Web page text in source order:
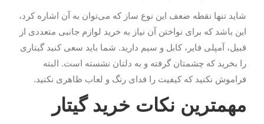
شاید تنها نقطه ضعف این نوع ساز که می‌توان به آن اشاره کرد،
این باشد که برای نواختن آن نیاز به خرید لوازم جانبی متعددی از
قبیل، آمپلی فایر، کابل و سیم دارید. شما باید سعی کنید گیتاری
را بخرید که چشمتان گرفته و به دلتان نشسته است. البته
فراموش نکنید که کیفیت را فدای رنگ و لعاب ظاهری نکنید.
مهمترین نکات خرید گیتار